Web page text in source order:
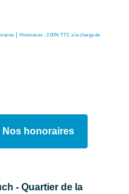
| Honoraires : 2.00% TTC à la charge de
Nos honoraires
- Quartier de la